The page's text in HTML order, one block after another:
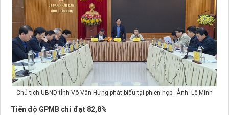
Chủ tịch UBND tỉnh Võ Văn Hưng phát biểu tại phiên họp - Ảnh: Lê Minh
Tiến độ GPMB chỉ đạt 82,8%